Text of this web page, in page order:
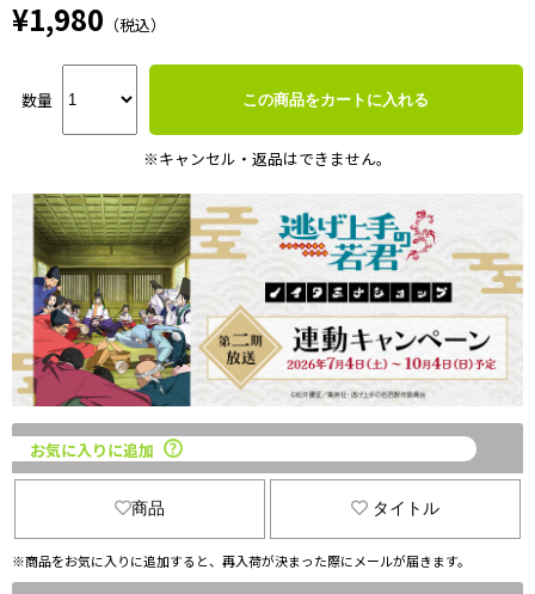
¥1,980 （税込）
数量 この商品をカートに入れる
※キャンセル・返品はできません。
お気に入りに追加
商品 タイトル
※商品をお気に入りに追加すると、再入荷が決まった際にメールが届きます。